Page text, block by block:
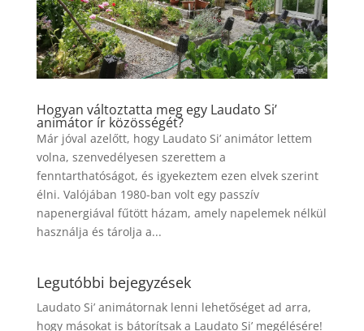
Hogyan változtatta meg egy Laudato Si’
animátor ír közösségét?
Már jóval azelőtt, hogy Laudato Si’ animátor lettem
volna, szenvedélyesen szerettem a
fenntarthatóságot, és igyekeztem ezen elvek szerint
élni. Valójában 1980-ban volt egy passzív
napenergiával fűtött házam, amely napelemek nélkül
használja és tárolja a...
Legutóbbi bejegyzések
Laudato Si’ animátornak lenni lehetőséget ad arra,
hogy másokat is bátorítsak a Laudato Si’ megélésére!